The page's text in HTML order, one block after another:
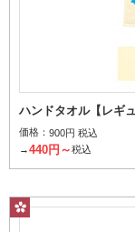
ハンドタオル【レギ
価格： 900円 税込
→440円～税込